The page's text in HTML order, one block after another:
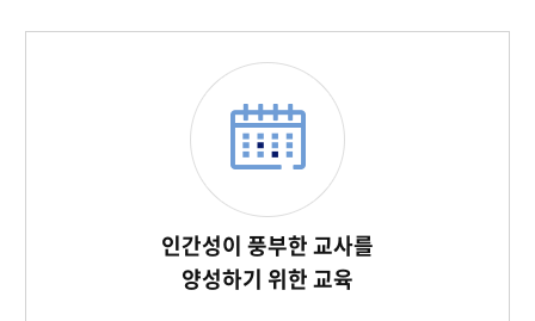
인간성이 풍부한 교사를
양성하기 위한 교육